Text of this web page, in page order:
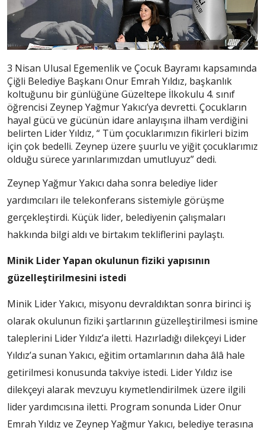
3 Nisan Ulusal Egemenlik ve Çocuk Bayramı kapsamında
Çiğli Belediye Başkanı Onur Emrah Yıldız, başkanlık
koltuğunu bir günlüğüne Güzeltepe İlkokulu 4. sınıf
öğrencisi Zeynep Yağmur Yakıcı’ya devretti. Çocukların
hayal gücü ve gücünün idare anlayışına ilham verdiğini
belirten Lider Yıldız, “ Tüm çocuklarımızın fikirleri bizim
için çok bedelli. Zeynep üzere şuurlu ve yiğit çocuklarımız
olduğu sürece yarınlarımızdan umutluyuz” dedi.
Zeynep Yağmur Yakıcı daha sonra belediye lider
yardımcıları ile telekonferans sistemiyle görüşme
gerçekleştirdi. Küçük lider, belediyenin çalışmaları
hakkında bilgi aldı ve birtakım tekliflerini paylaştı.
Minik Lider Yapan okulunun fiziki yapısının
güzelleştirilmesini istedi
Minik Lider Yakıcı, misyonu devraldıktan sonra birinci iş
olarak okulunun fiziki şartlarının güzelleştirilmesi ismine
taleplerini Lider Yıldız’a iletti. Hazırladığı dilekçeyi Lider
Yıldız’a sunan Yakıcı, eğitim ortamlarının daha âlâ hale
getirilmesi konusunda takviye istedi. Lider Yıldız ise
dilekçeyi alarak mevzuyu kıymetlendirilmek üzere ilgili
lider yardımcısına iletti. Program sonunda Lider Onur
Emrah Yıldız ve Zeynep Yağmur Yakıcı, belediye terasına